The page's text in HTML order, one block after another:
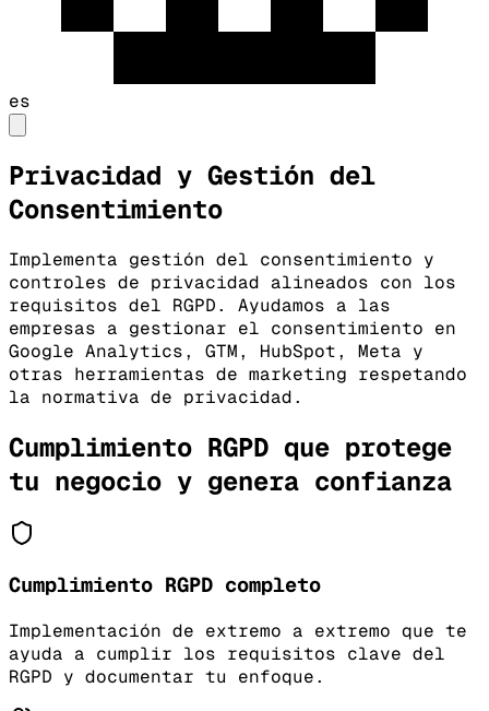
es
Privacidad y Gestión del
Consentimiento
Implementa gestión del consentimiento y
controles de privacidad alineados con los
requisitos del RGPD. Ayudamos a las
empresas a gestionar el consentimiento en
Google Analytics, GTM, HubSpot, Meta y
otras herramientas de marketing respetando
la normativa de privacidad.
Cumplimiento RGPD que protege
tu negocio y genera confianza
Cumplimiento RGPD completo
Implementación de extremo a extremo que te
ayuda a cumplir los requisitos clave del
RGPD y documentar tu enfoque.